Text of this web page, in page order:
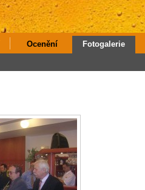
Ocenění Fotogalerie